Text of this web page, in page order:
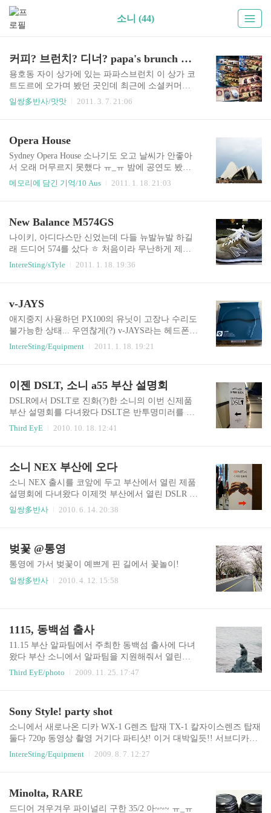
소니 (44)
커피? 브런치? 디너? papa's brunch @용호동
용호동 자이 상가에 있는 파파스브런치 이 상가 코
트도르에 오가며 봤던 곳인데 최근에 소셜커머스
에도 나왔다길래 궁금증이 더욱 커져서 결국 커피
능한 만능 가게였다 ㅎㅎ 결국 커피를 마시고 브런
치가 궁금해서 다시 가고, 디너도 궁금해서 한 번
더 가게된 곳이다 :) 커피를 마시러 갔던 첫 날... 일
리커피를 쓰는 곳이라 왠지모르게 믿음직 스러웠
다 ㅎㅎ 이태리에서 직수입한 초콜렛도 함께 파는
이 곳 이른 시간이라 그런지 손님은 많지 않았다 양
송이스프와 브런치를 주문했는..
일쌍多반사/맛맛 2011. 3. 7. 21:06
Opera House
Sydney Opera House 소나기도 오고 날씨가 안좋아
서 오래 머무르지 못했다 ㅠ_ㅠ 밤에 공연도 봤어
야했는데... 작년에 찍어둔 사진을 이제야 정리시작
메모리에 담긴 기억/10 Aus 2011. 1. 18. 21:03
New Balance M574GS
나이키, 아디다스만 신었는데 다들 뉴발뉴발 하길
래 드디어 574를 샀다 ㅎ 처음이라 무난하게 제일
인기많은(?) 회색으로 M574GS 결정 일단 신어보니
발은 무지하게 편하다 스티치 처리되어 있어서, 반
IntereSting/sTyle 2011. 1. 18. 19:36
v-JAYS
애지중지 사용하던 PX100의 유닛이 고장나 수리도
불가능한 상태... 우연찮게(?) v-JAYS라는 헤드폰을
보게되었다 JAYS라는 회사를 몰랐던 상황이고, PX
100과 비슷한 가격대에서 해드폰을 찾던중에 발견
지가 눈에 들어왔다 다국어 매뉴얼 ㅎㅎ 친절한(?)
서비스정신 기본 구성품은 이렇다 다소 약해보이
는 디자인이지만, 발굴의 소리를 내어주는 v-JAYS
IntereSting/Equipment 2011. 1. 18. 19:21
이젠 DSLT, 소니 a55 부산 설명회
DSLR에서 DSLT로 진화(?)한 소니의 이번 신제품
부산 설명회를 다녀왔다 DSLT은 반투명미러를 사
용하면서 기존의 DSLR에서 R이 아닌 T(Translucer)
로 그 구조가 바뀌게 되면서 사용하게 되었다고 한
영상 기능이 MF를 사용했는데 방송 장비의 점유율
이 높았던 소니가 그동안 왜 동영상 기능을 추가하
지 않느냐고 까였던('ㅡ') 그 내막엔 이런 기술을 만
들어 내고 있었던것! 구조가 간단해지니 자연스럽
게 바디의 소형화 경량화를 이루게 되었다 설명회
먹었고, 새로 나올 렌즈에만 관심을 주었다 ㅡㅜ 올
해..
Third EyE 2010. 10. 18. 12:41
소니 NEX 부산에 오다
소니 NEX 출시를 코앞에 두고 부산에서 열린 제품
설명회에 다녀왔다 이제껏 부산에서 열린 DSLR 제
품 설명회는 다 갔었는데 이번엔 장소가 무려 벡스
한창이었다 ㅡㅜ 뒤쪽에 앉아 종빠거옹의 설명을
들으며 아이폰으로 딴일을 했;;; 흠. 좋아보이는군
설명회가 끝나고, 사진 작가님과 영화 감독님의 강
연을 열심히 듣고나서 경품 당첨은 언제나 그랬듯
배터리, 메모리, 캡은 저멀리~ E-mount 렌즈..
일쌍多반사 2010. 6. 14. 20:38
벚꽃 @통영
통영에 가서 벚꽃이 예쁘게 핀 길에서 꽃놀이!
일쌍多반사
2010. 4. 12. 15:58
1115, 동백섬 출사
11.15 부산 알파팀에서 주최한 동백섬 출사에 다녀
왔다 부산 소니에서 알파팀을 지원해줘서 열린터
라 소니의 장비들을 사용해볼 수 있는 좋은 기회였
다 135/1.8, 11-18, 300G SSM 등등 가져간 200G 외
어.... 그 날 날씨가 추워져서 콧물 흘리며 했던 동
백섬 출사 ㅠ_ㅠ a550 & 11-18, 135/1.8ZA, 200G, 3
00G SSM
Third EyE/photo 2009. 11. 25. 17:47
Sony Style! party shot
소니에서 새로나온 디카 WX-1 G렌즈 탑재 TX-1 칼자이스렌즈 탑재
둘다 720p 동영상 촬영 거기다 파티샷! 이거 대박일듯!! 서브디카가
떙기는군화~~~
IntereSting/Equipment 2009. 8. 7. 12:27
Minolta, RARE
드디어 겨우겨우 파이널리 구한 35/2 아~~~ ㅠ_ㅠ